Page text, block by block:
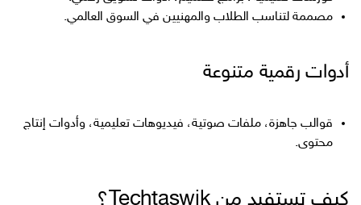
مصممة لتناسب الطلاب والمهنيين في السوق العالمي.
أدوات رقمية متنوعة
قوالب جاهزة، ملفات صوتية، فيديوهات تعليمية، وأدوات إنتاج
محتوى.